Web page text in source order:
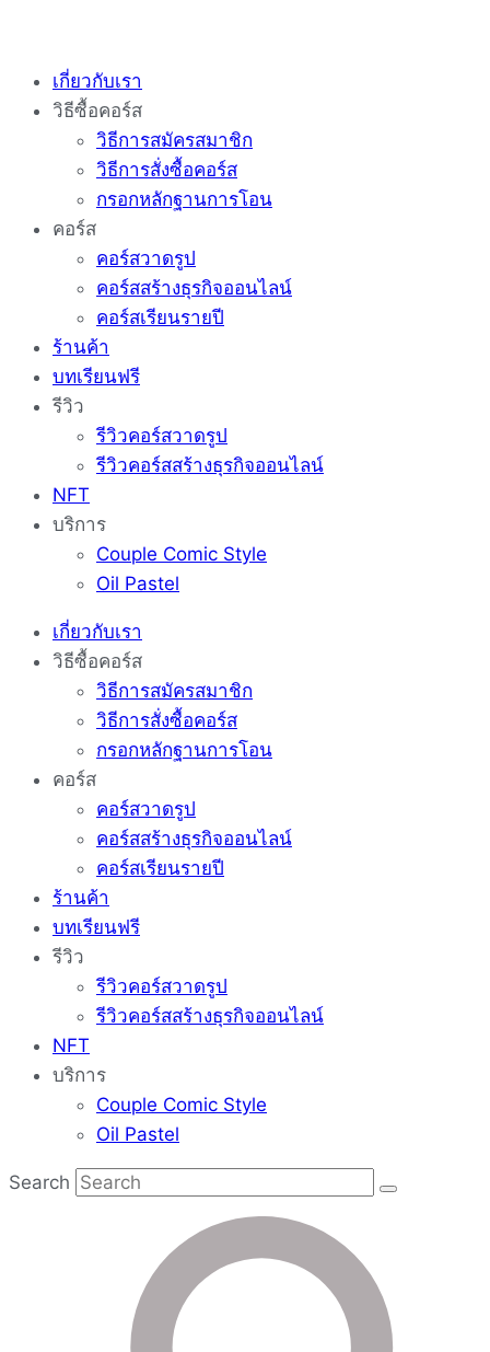
contentเกี่ยวกับเรา
วิธีซื้อคอร์ส
วิธีการสมัครสมาชิก
วิธีการสั่งซื้อคอร์ส
กรอกหลักฐานการโอน
คอร์ส
คอร์สวาดรูป
คอร์สสร้างธุรกิจออนไลน์
คอร์สเรียนรายปี
ร้านค้า
บทเรียนฟรี
รีวิว
รีวิวคอร์สวาดรูป
รีวิวคอร์สสร้างธุรกิจออนไลน์
NFT
บริการ
Couple Comic Style
Oil Pastel
เกี่ยวกับเรา
วิธีซื้อคอร์ส
วิธีการสมัครสมาชิก
วิธีการสั่งซื้อคอร์ส
กรอกหลักฐานการโอน
คอร์ส
คอร์สวาดรูป
คอร์สสร้างธุรกิจออนไลน์
คอร์สเรียนรายปี
ร้านค้า
บทเรียนฟรี
รีวิว
รีวิวคอร์สวาดรูป
รีวิวคอร์สสร้างธุรกิจออนไลน์
NFT
บริการ
Couple Comic Style
Oil Pastel
Search